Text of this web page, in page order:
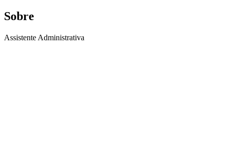
Sobre
Assistente Administrativa